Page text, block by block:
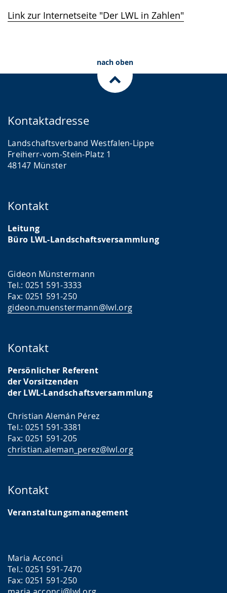
Link zur Internetseite "Der LWL in Zahlen"
nach oben
Kontaktadresse
Landschaftsverband Westfalen-Lippe
Freiherr-vom-Stein-Platz 1
48147 Münster
Kontakt
Leitung
Büro LWL-Landschaftsversammlung
Gideon Münstermann
Tel.: 0251 591-3333
Fax: 0251 591-250
gideon.muenstermann@lwl.org
Kontakt
Persönlicher Referent
der Vorsitzenden
der LWL-Landschaftsversammlung
Christian Alemán Pérez
Tel.: 0251 591-3381
Fax: 0251 591-205
christian.aleman_perez@lwl.org
Kontakt
Veranstaltungsmanagement
Maria Acconci
Tel.: 0251 591-7470
Fax: 0251 591-250